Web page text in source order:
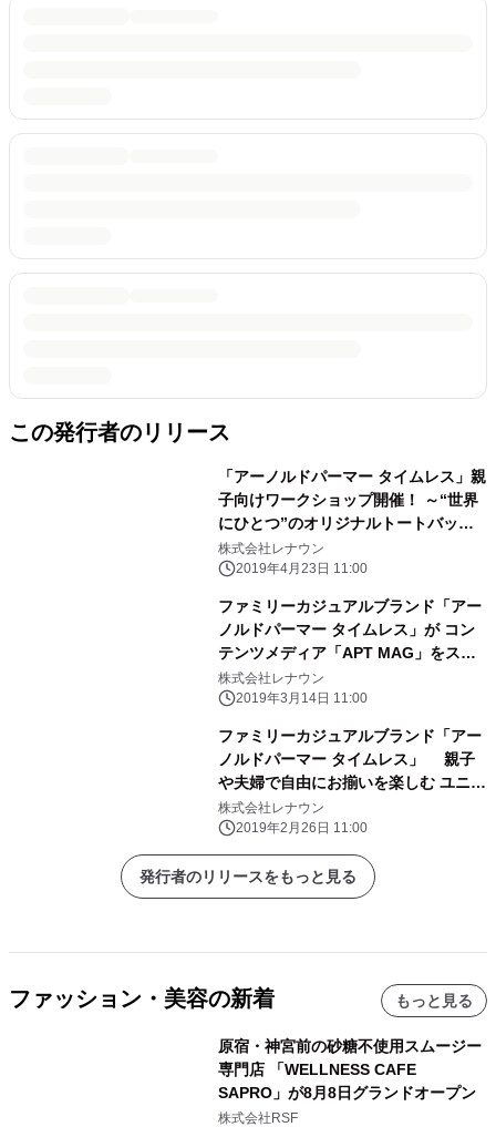
この発行者のリリース
「アーノルドパーマー タイムレス」親
子向けワークショップ開催！ ～“世界
にひとつ”のオリジナルトートバッグ
をつくろう！～
株式会社レナウン
2019年4月23日 11:00
ファミリーカジュアルブランド「アー
ノルドパーマー タイムレス」が コン
テンツメディア「APT MAG」をスタ
ート ～家族のための楽しい情報を発
信～
株式会社レナウン
2019年3月14日 11:00
ファミリーカジュアルブランド「アー
ノルドパーマー タイムレス」 親子
や夫婦で自由にお揃いを楽しむ ユニセ
ックスライン「SHARE LOOK(シェア
ルック)」を販売開始
株式会社レナウン
2019年2月26日 11:00
発行者のリリースをもっと見る
ファッション・美容の新着 もっと見る
原宿・神宮前の砂糖不使用スムージー
専門店 「WELLNESS CAFE
SAPRO」が8月8日グランドオープン
株式会社RSF